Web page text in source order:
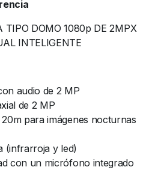
TIPO DOMO 1080p DE 2MPX
INTELIGENTE
audio de 2 MP
de 2 MP
para imágenes nocturnas
(infrarroja y led)
con un micrófono integrado